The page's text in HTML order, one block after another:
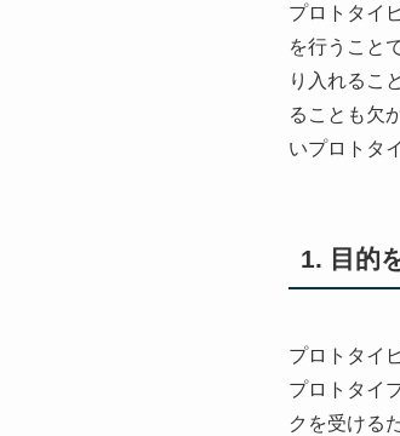
プロトタイ
を行うこと
り入れるこ
ることも欠
いプロトタ
1. 目的
プロトタイ
プロトタイ
クを受ける